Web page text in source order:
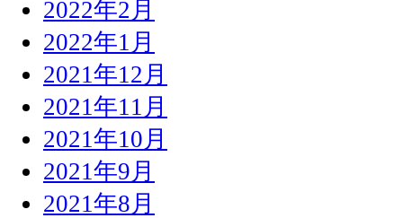
2022年2月
2022年1月
2021年12月
2021年11月
2021年10月
2021年9月
2021年8月